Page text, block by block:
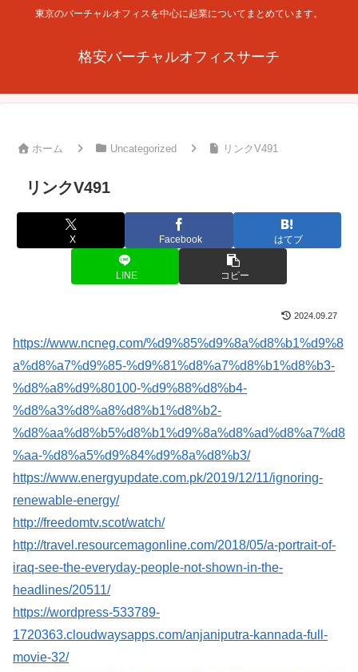
東京のバーチャルオフィスを中心に起業についてまとめています。
格安バーチャルオフィスサーチ
ホーム Uncategorized リンクV491
リンクV491
X Facebook はてブ
LINE コピー
2024.09.27
https://www.ncneg.com/%d9%85%d9%8a%d8%b1%d9%8
a%d8%a7%d9%85-%d9%81%d8%a7%d8%b1%d8%b3-
%d8%a8%d9%80100-%d9%88%d8%b4-
%d8%a3%d8%a8%d8%b1%d8%b2-
%d8%aa%d8%b5%d8%b1%d9%8a%d8%ad%d8%a7%d8
%aa-%d8%a5%d9%84%d9%8a%d8%b3/
https://www.energyupdate.com.pk/2019/12/11/ignoring-
renewable-energy/
http://freedomtv.scot/watch/
http://travel.resourcemagonline.com/2018/05/a-portrait-of-
iraq-see-the-everyday-people-not-shown-in-the-
headlines/20511/
https://wordpress-533789-
1720363.cloudwaysapps.com/anjaniputra-kannada-full-
movie-32/